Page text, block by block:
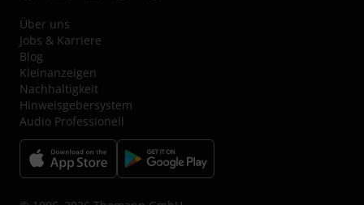
Über uns
Jobs & Karriere
Blog
Kleinanzeigen
Nachhaltigkeit
Hinweisgebersystem
Audio Professionell